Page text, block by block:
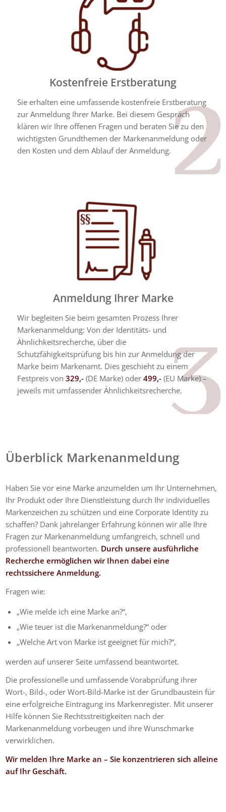
Kostenfreie Erstberatung
Sie erhalten eine umfassende kostenfreie Erstberatung
zur Anmeldung Ihrer Marke. Bei diesem Gespräch
klären wir Ihre offenen Fragen und beraten Sie zu den
wichtigsten Grundthemen der Markenanmeldung oder
den Kosten und dem Ablauf der Anmeldung.
Anmeldung Ihrer Marke
Wir begleiten Sie beim gesamten Prozess Ihrer
Markenanmeldung: Von der Identitäts- und
Ähnlichkeitsrecherche, über die
Schutzfähigkeitsprüfung bis hin zur Anmeldung der
Marke beim Markenamt. Dies geschieht zu einem
Festpreis von 329,- (DE Marke) oder 499,- (EU Marke) –
jeweils mit umfassender Ähnlichkeitsrecherche.
Überblick Markenanmeldung
Haben Sie vor eine Marke anzumelden um Ihr Unternehmen,
Ihr Produkt oder Ihre Dienstleistung durch Ihr individuelles
Markenzeichen zu schützen und eine Corporate Identity zu
schaffen? Dank jahrelanger Erfahrung können wir alle Ihre
Fragen zur Markenanmeldung umfangreich, schnell und
professionell beantworten. Durch unsere ausführliche
Recherche ermöglichen wir Ihnen dabei eine
rechtssichere Anmeldung.
Fragen wie:
„Wie melde ich eine Marke an?“,
„Wie teuer ist die Markenanmeldung?“ oder
„Welche Art von Marke ist geeignet für mich?“,
werden auf unserer Seite umfassend beantwortet.
Die professionelle und umfassende Vorabprüfung ihrer
Wort-, Bild-, oder Wort-Bild-Marke ist der Grundbaustein für
eine erfolgreiche Eintragung ins Markenregister. Mit unserer
Hilfe können Sie Rechtsstreitigkeiten nach der
Markenanmeldung vorbeugen und ihre Wunschmarke
verwirklichen.
Wir melden Ihre Marke an – Sie konzentrieren sich alleine
auf Ihr Geschäft.